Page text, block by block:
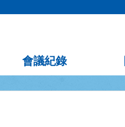
會議紀錄